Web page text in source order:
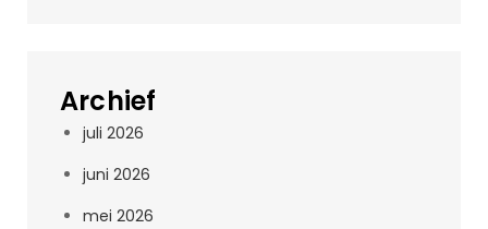
Archief
juli 2026
juni 2026
mei 2026